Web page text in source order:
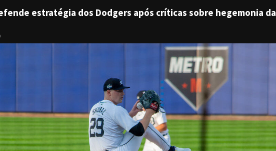
estratégia dos Dodgers após críticas sobre hegemonia da